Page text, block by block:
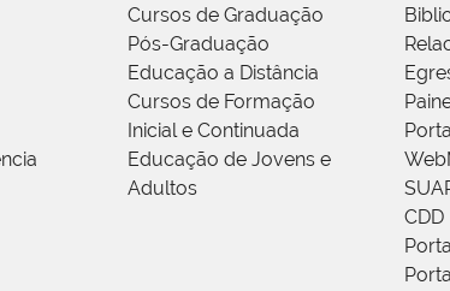
Cursos de Graduação
Pós-Graduação
Educação a Distância
Cursos de Formação
Inicial e Continuada
Educação de Jovens e
Adultos
CDD